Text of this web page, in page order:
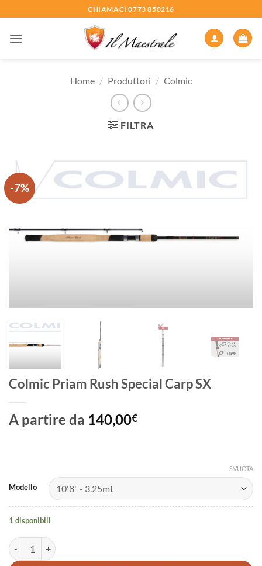
ai
contenuti
CHIAMACI 0773 850216
Home / Produttori / Colmic
FILTRA
-7%
Colmic Priam Rush Special Carp SX
A partire da 140,00€
Modello
SVUOTA
1 disponibili
Colmic Priam Rush Special Carp SX quantità